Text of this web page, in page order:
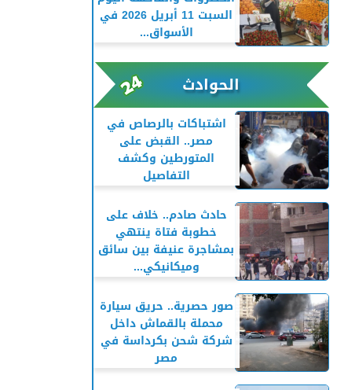
السبت 11 أبريل 2026 في
الأسواق...
الحوادث
اشتباكات بالرصاص في
مصر.. القبض على
المتورطين وكشف
التفاصيل
حادث صادم.. خلاف على
خطوبة فتاة ينتهي
بمشاجرة عنيفة بين سائق
وميكانيكي...
صور حصرية.. حريق سيارة
محملة بالقماش داخل
شركة شحن بكرداسة في
مصر